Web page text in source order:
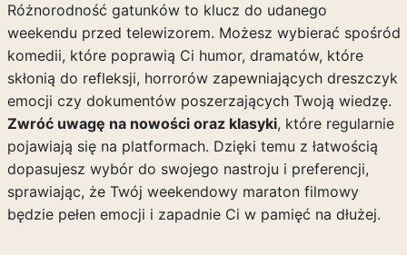
Różnorodność gatunków to klucz do udanego
weekendu przed telewizorem. Możesz wybierać spośród
komedii, które poprawią Ci humor, dramatów, które
skłonią do refleksji, horrorów zapewniających dreszczyk
emocji czy dokumentów poszerzających Twoją wiedzę.
Zwróć uwagę na nowości oraz klasyki, które regularnie
pojawiają się na platformach. Dzięki temu z łatwością
dopasujesz wybór do swojego nastroju i preferencji,
sprawiając, że Twój weekendowy maraton filmowy
będzie pełen emocji i zapadnie Ci w pamięć na dłużej.